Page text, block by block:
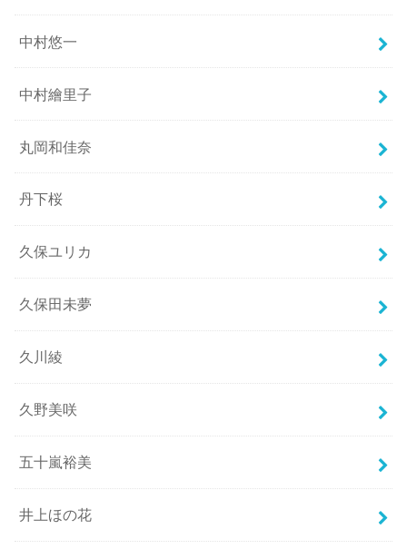
中村悠一
中村繪里子
丸岡和佳奈
丹下桜
久保ユリカ
久保田未夢
久川綾
久野美咲
五十嵐裕美
井上ほの花